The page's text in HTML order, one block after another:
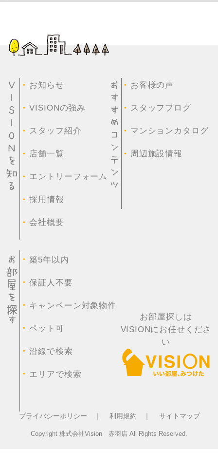
・ お知らせ
・VISIONの強み
・ スタッフ紹介
・ 店舗一覧
・ エントリーフォーム
・採用情報
・会社概要
・ お客様の声
・ スタッフブログ
・ マンションカタログ
・ 周辺施設情報
・築5年以内
・保証人不要
・ キャンペーン対象物件
・ペット可
・沿線で検索
・ エリアで検索
お部屋探しは
VISIONにお任せくださ
い
プライバシーポリシー ｜ 利用規約 ｜ サイトマップ
Copyright 株式会社Vision 赤羽店 All Rights Reserved.